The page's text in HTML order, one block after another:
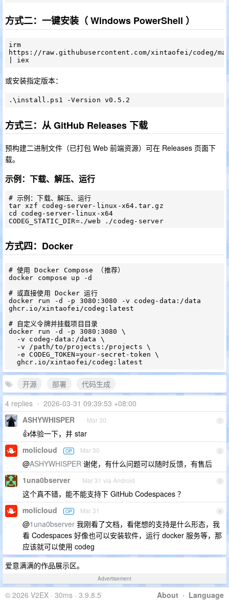
方式二：一键安装（ Windows PowerShell ）
irm
https://raw.githubusercontent.com/xintaofei/codeg/
或安装指定版本：
方式三：从 GitHub Releases 下载
预构建二进制文件（已打包 Web 前端资源）可在 Releases 页面下
载。
示例：下载、解压、运行
# 示例：下载、解压、运行
tar xzf codeg-server-linux-x64.tar.gz
cd codeg-server-linux-x64
CODEG_STATIC_DIR=./web ./codeg-server
方式四：Docker
# 使用 Docker Compose （推荐）
docker compose up -d
# 或直接使用 Docker 运行
docker run -d -p 3080:3080 -v codeg-data:/data
ghcr.io/xintaofei/codeg:latest
# 自定义令牌并挂载项目目录
docker run -d -p 3080:3080 \
开源 部署
代码生成
4 replies • 2026-03-31 09:39:53 +08:00
1
ASHYWHISPER Mar 30
👍体验一下，并 star
2
molicloud OP Mar 30
@ASHYWHISPER 谢佬，有什么问题可以随时反馈，有售后
3
1una0bserver Mar 31 via Android
这个真不错，能不能支持下 GitHub Codespaces ？
4
molicloud OP Mar 31
@1una0bserver 我刚看了文档，看佬想的支持是什么形态，我
看 Codespaces 好像也可以安装软件，运行 docker 服务等，那
应该就可以使用 codeg
爱意满满的作品展示区。
Advertisement
About · Language
© 2026 V2EX · 30ms · 3.9.8.5